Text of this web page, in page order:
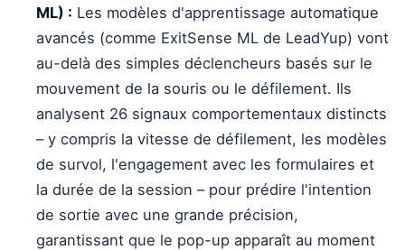
ML) : Les modèles d'apprentissage automatique
avancés (comme ExitSense ML de LeadYup) vont
au-delà des simples déclencheurs basés sur le
mouvement de la souris ou le défilement. Ils
analysent 26 signaux comportementaux distincts
– y compris la vitesse de défilement, les modèles
de survol, l'engagement avec les formulaires et
la durée de la session – pour prédire l'intention
de sortie avec une grande précision,
garantissant que le pop-up apparaît au moment